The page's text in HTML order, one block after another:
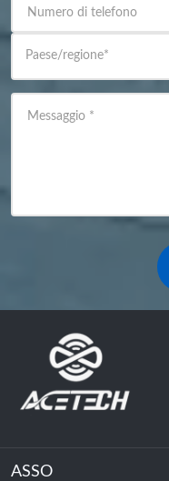
Numero di telefono
Paese/regione*
Messaggio *
ASSO